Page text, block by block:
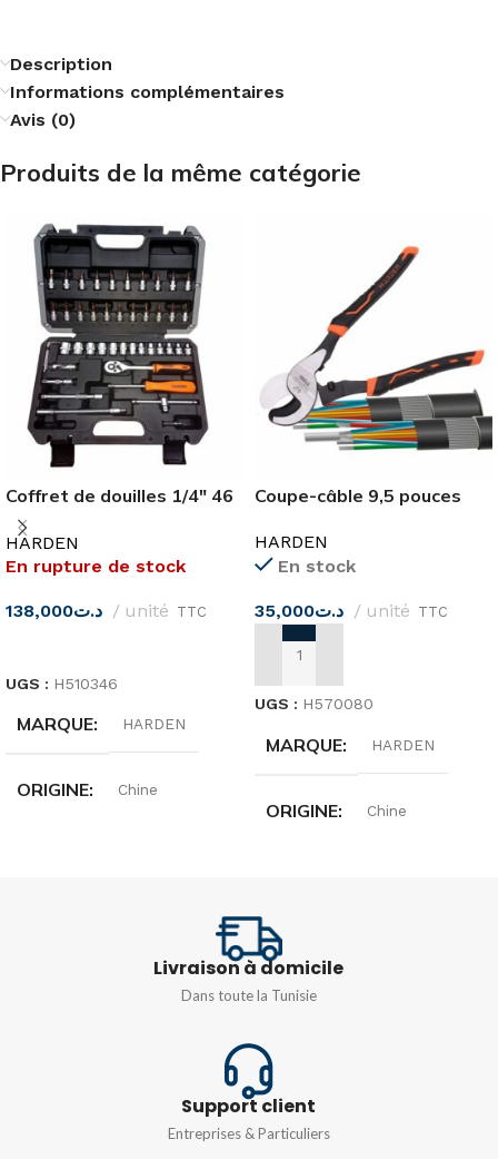
Description
Informations complémentaires
Avis (0)
Produits de la même catégorie
Coffret de douilles 1/4″ 46
pièces
HARDEN
En rupture de stock
د.ت138,000 unité TTC
UGS : H510346
MARQUE HARDEN
ORIGINE Chine
Coupe-câble 9,5 pouces
HARDEN
En stock
د.ت35,000 unité TTC
AJOUTER AU PANIER
UGS : H570080
MARQUE HARDEN
ORIGINE Chine
MATIÈRE
FINITION
Polie noire, durable et
antirouille
Livraison à domicile
Dans toute la Tunisie
Support client
Entreprises & Particuliers